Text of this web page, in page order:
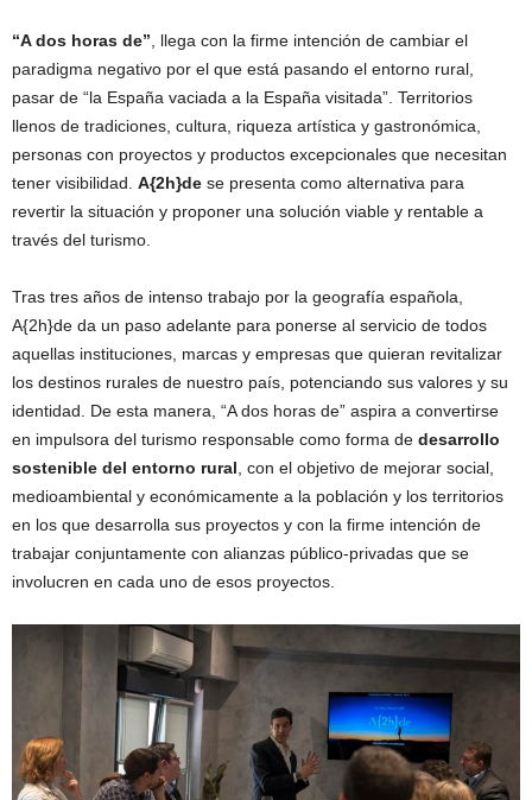
“A dos horas de”, llega con la firme intención de cambiar el
paradigma negativo por el que está pasando el entorno rural,
pasar de “la España vaciada a la España visitada”. Territorios
llenos de tradiciones, cultura, riqueza artística y gastronómica,
personas con proyectos y productos excepcionales que necesitan
tener visibilidad. A{2h}de se presenta como alternativa para
revertir la situación y proponer una solución viable y rentable a
través del turismo.
Tras tres años de intenso trabajo por la geografía española,
A{2h}de da un paso adelante para ponerse al servicio de todos
aquellas instituciones, marcas y empresas que quieran revitalizar
los destinos rurales de nuestro país, potenciando sus valores y su
identidad. De esta manera, “A dos horas de” aspira a convertirse
en impulsora del turismo responsable como forma de desarrollo
sostenible del entorno rural, con el objetivo de mejorar social,
medioambiental y económicamente a la población y los territorios
en los que desarrolla sus proyectos y con la firme intención de
trabajar conjuntamente con alianzas público-privadas que se
involucren en cada uno de esos proyectos.